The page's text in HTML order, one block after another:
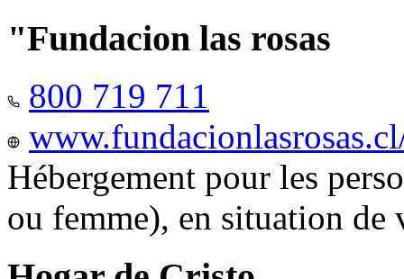
"Fundacion las rosas
800 719 711
Hébergement pour les
ou femme), en situation